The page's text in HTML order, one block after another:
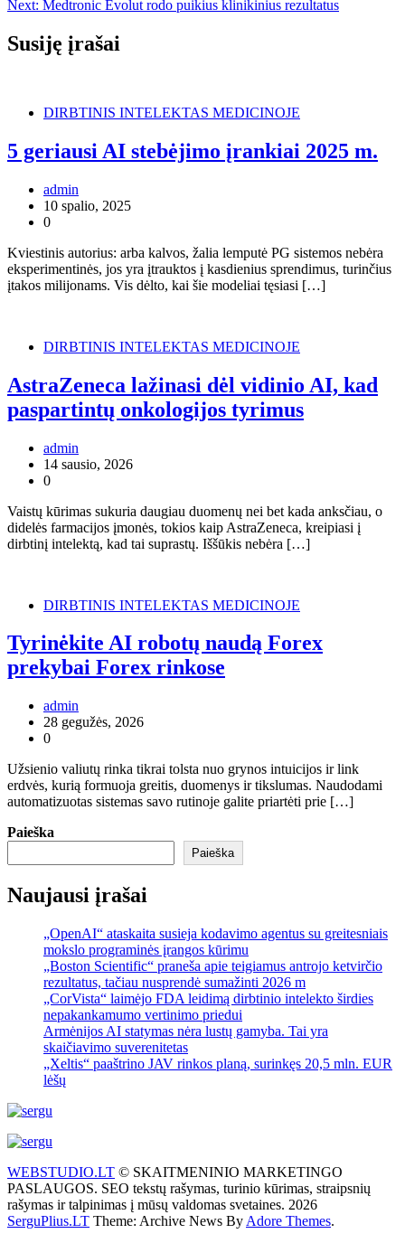
Next: Medtronic Evolut rodo puikius klinikinius rezultatus
Susiję įrašai
DIRBTINIS INTELEKTAS MEDICINOJE
5 geriausi AI stebėjimo įrankiai 2025 m.
admin
10 spalio, 2025
0
Kviestinis autorius: arba kalvos, žalia lemputė PG sistemos nebėra
eksperimentinės, jos yra įtrauktos į kasdienius sprendimus, turinčius
įtakos milijonams. Vis dėlto, kai šie modeliai tęsiasi […]
DIRBTINIS INTELEKTAS MEDICINOJE
AstraZeneca lažinasi dėl vidinio AI, kad
paspartintų onkologijos tyrimus
admin
14 sausio, 2026
0
Vaistų kūrimas sukuria daugiau duomenų nei bet kada anksčiau, o
didelės farmacijos įmonės, tokios kaip AstraZeneca, kreipiasi į
dirbtinį intelektą, kad tai suprastų. Iššūkis nebėra […]
DIRBTINIS INTELEKTAS MEDICINOJE
Tyrinėkite AI robotų naudą Forex
prekybai Forex rinkose
admin
28 gegužės, 2026
0
Užsienio valiutų rinka tikrai tolsta nuo grynos intuicijos ir link
erdvės, kurią formuoja greitis, duomenys ir tikslumas. Naudodami
automatizuotas sistemas savo rutinoje galite priartėti prie […]
Paieška
Paieška
Naujausi įrašai
„OpenAI“ ataskaita susieja kodavimo agentus su greitesniais
mokslo programinės įrangos kūrimu
„Boston Scientific“ praneša apie teigiamus antrojo ketvirčio
rezultatus, tačiau nusprendė sumažinti 2026 m
„CorVista“ laimėjo FDA leidimą dirbtinio intelekto širdies
nepakankamumo vertinimo priedui
Armėnijos AI statymas nėra lustų gamyba. Tai yra
skaičiavimo suverenitetas
„Xeltis“ paaštrino JAV rinkos planą, surinkęs 20,5 mln. EUR
lėšų
WEBSTUDIO.LT © SKAITMENINIO MARKETINGO
PASLAUGOS. SEO tekstų rašymas, turinio kūrimas, straipsnių
rašymas ir talpinimas į mūsų valdomas svetaines. 2026
SerguPlius.LT Theme: Archive News By Adore Themes.